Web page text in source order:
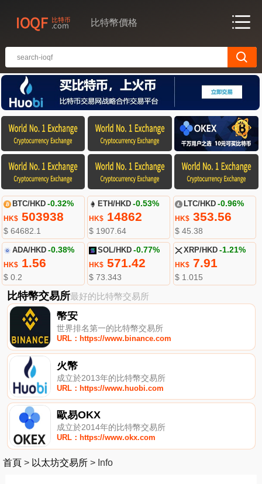
比特幣價格
BTC/HKD -0.32%
HK$503938
$ 64682.1
ETH/HKD -0.53%
HK$ 14862
$ 1907.64
LTC/HKD -0.96%
HK$353.56
$ 45.38
ADA/HKD -0.38%
HK$1.56
$ 0.2
SOL/HKD -0.77%
HK$ 571.42
$ 73.343
XRP/HKD -1.21%
HK$7.91
$ 1.015
比特幣交易所最好的比特幣交易所
幣安
世界排名第一的比特幣交易所
URL：https://www.binance.com
火幣
成立於2013年的比特幣交易所
URL：https://www.huobi.com
歐易OKX
成立於2014年的比特幣交易所
URL：https://www.okx.com
首頁 > 以太坊交易所 > Info